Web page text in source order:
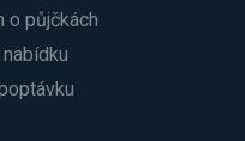
o půjčkách